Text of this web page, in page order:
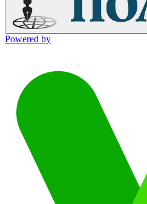
Powered by